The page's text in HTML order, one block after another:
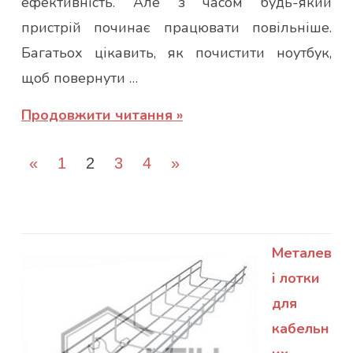
пристрій починає працювати повільніше.
Багатьох цікавить, як почистити ноутбук,
щоб повернути …
Продовжити читання
Пагінація
«Попередні
1 2 3 4
Наступні
»
Металев
і лотки
для
кабельн